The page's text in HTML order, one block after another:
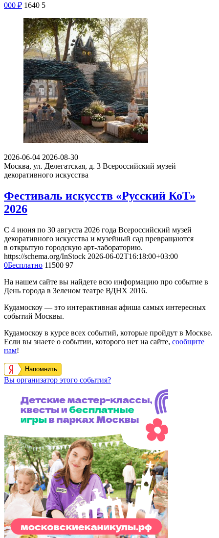
000 ₽ 1640 5
2026-06-04 2026-08-30
Москва, ул. Делегатская, д. 3 Всероссийский музей
декоративного искусства
Фестиваль искусств «Русский КоТ»
2026
С 4 июня по 30 августа 2026 года Всероссийский музей
декоративного искусства и музейный сад превращаются
в открытую городскую арт-лабораторию.
https://schema.org/InStock 2026-06-02T16:18:00+03:00
0Бесплатно 11500 97
На нашем сайте вы найдете всю информацию про событие в
День города в Зеленом театре ВДНХ 2016.
Кудамоскоу — это интерактивная афиша самых интересных
событий Москвы.
Кудамоскоу в курсе всех событий, которые пройдут в Москве.
Если вы знаете о событии, которого нет на сайте, сообщите
нам!
Напомнить
Вы организатор этого события?